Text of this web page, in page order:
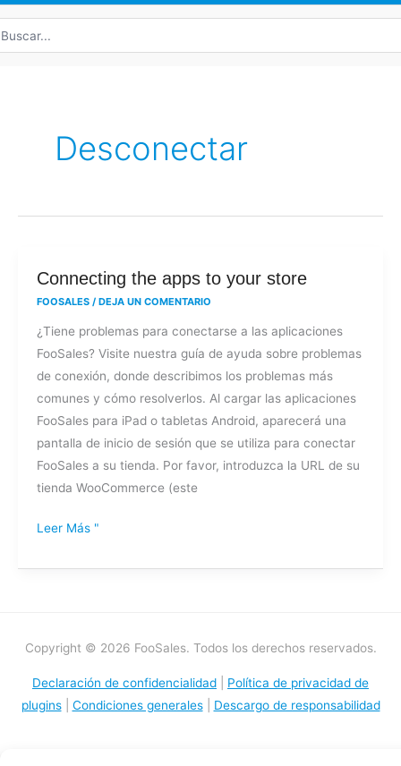
Desconectar
Connecting the apps to your store
FOOSALES / DEJA UN COMENTARIO
¿Tiene problemas para conectarse a las aplicaciones
FooSales? Visite nuestra guía de ayuda sobre problemas
de conexión, donde describimos los problemas más
comunes y cómo resolverlos. Al cargar las aplicaciones
FooSales para iPad o tabletas Android, aparecerá una
pantalla de inicio de sesión que se utiliza para conectar
FooSales a su tienda. Por favor, introduzca la URL de su
tienda WooCommerce (este
Connecting
the
to
Leer Más "
Copyright © 2026 FooSales. Todos los derechos reservados.
Declaración de confidencialidad
Política de privacidad de
plugins| Condiciones generales| Descargo de responsabilidad